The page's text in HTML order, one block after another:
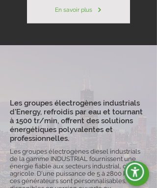
En savoir plus
Les groupes électrogènes industrials
d'Energy, refroidis par eau et tournant
à 1500 tr/min, offrent des solutions
énergétiques polyvalentes et
professionnelles.
Les groupes électrogènes diesel industrials
de la gamme INDUSTRIAL fournissent une
énergie fiable aux secteurs industrial, civil et
agricole. D'une puissance de 5 à 2800 kVA,
ces générateurs sont personnalisables,